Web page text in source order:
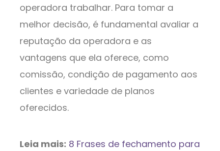
operadora trabalhar. Para tomar a
melhor decisão, é fundamental avaliar a
reputação da operadora e as
vantagens que ela oferece, como
comissão, condição de pagamento aos
clientes e variedade de planos
oferecidos.
Leia mais: 8 Frases de fechamento para